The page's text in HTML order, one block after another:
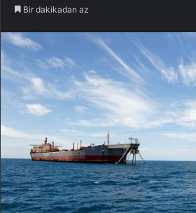
Bir dakikadan az